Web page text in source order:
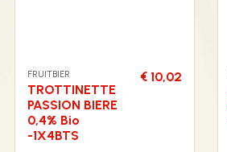
FRUITBIER
TROTTINETTE
PASSION BIERE
0,4% Bio
-1X4BTS
€ 10,02